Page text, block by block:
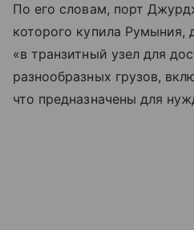
По его словам, порт
которого купила Румыния,
«в транзитный узел для
разнообразных грузов,
что предназначены для